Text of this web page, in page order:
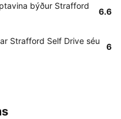
býður Strafford
6.6
Strafford Self Drive séu
6